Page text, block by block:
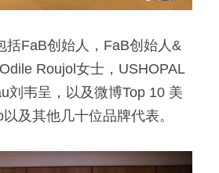
括FaB创始人，FaB创始人&
Roujol女士，USHOPAL
刘韦呈，以及微博Top 10 美
及其他几十位品牌代表。